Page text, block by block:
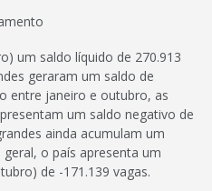
um saldo líquido de 270.913
geraram um saldo de
entre janeiro e outubro, as
um saldo negativo de
ainda acumulam um
o país apresenta um
de -171.139 vagas.